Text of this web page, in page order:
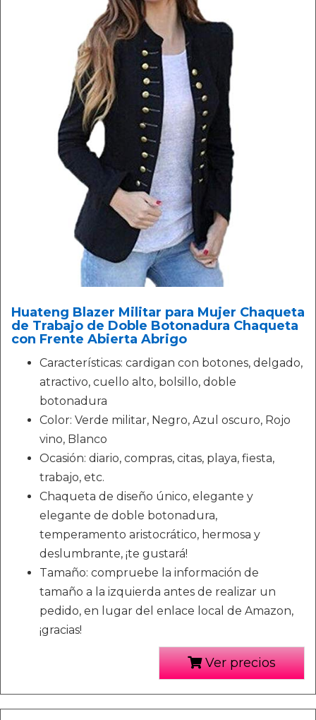
Huateng Blazer Militar para Mujer Chaqueta
de Trabajo de Doble Botonadura Chaqueta
con Frente Abierta Abrigo
Características: cardigan con botones, delgado,
atractivo, cuello alto, bolsillo, doble
botonadura
Color: Verde militar, Negro, Azul oscuro, Rojo
vino, Blanco
Ocasión: diario, compras, citas, playa, fiesta,
trabajo, etc.
Chaqueta de diseño único, elegante y
elegante de doble botonadura,
temperamento aristocrático, hermosa y
deslumbrante, ¡te gustará!
Tamaño: compruebe la información de
tamaño a la izquierda antes de realizar un
pedido, en lugar del enlace local de Amazon,
¡gracias!
Ver precios